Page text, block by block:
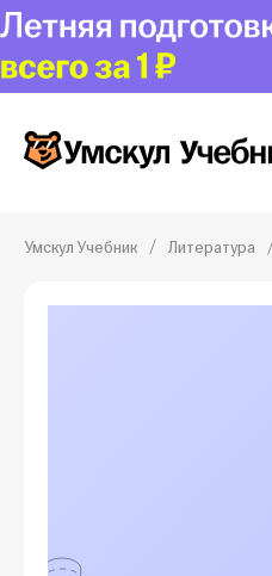
Умскул Учебник Литература